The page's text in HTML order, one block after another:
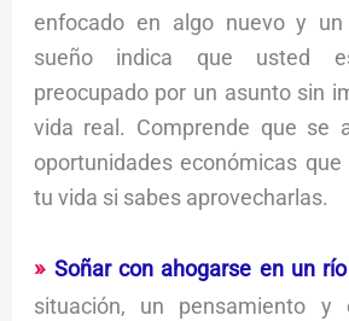
enfocado en algo nuevo y un
sueño indica que usted
preocupado por un asunto sin
vida real. Comprende que se
oportunidades económicas
tu vida si sabes aprovecharlas.
Soñar con ahogarse en un río
situación, un pensamiento y